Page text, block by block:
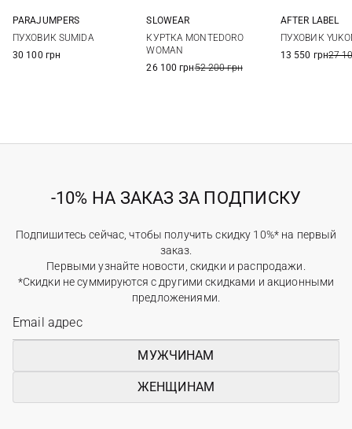
PARAJUMPERS
ПУХОВИК SUMIDA
30 100 грн
SLOWEAR
КУРТКА MONTEDORO
WOMAN
26 100 грн52 200 грн
AFTER LABEL
ПУХОВИК
13 550 грн27
-10% НА ЗАКАЗ ЗА ПОДПИСКУ
Подпишитесь сейчас, чтобы получить скидку 10%* на первый
заказ.
Первыми узнайте новости, скидки и распродажи.
*Скидки не суммируются с другими скидками и акционными
предложениями.
МУЖЧИНАМ
ЖЕНЩИНАМ